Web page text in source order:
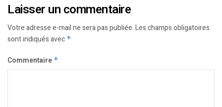
Laisser un commentaire
Votre adresse e-mail ne sera pas publiée.Les champs obligatoires
sont indiqués avec *
Commentaire *